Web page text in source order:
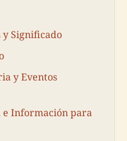
Significado
y Eventos
e Información para